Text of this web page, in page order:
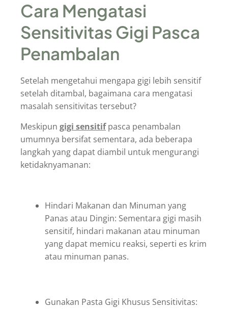
Cara Mengatasi
Sensitivitas Gigi Pasca
Penambalan
Setelah mengetahui mengapa gigi lebih sensitif
setelah ditambal, bagaimana cara mengatasi
masalah sensitivitas tersebut?
Meskipun gigi sensitifpasca penambalan
umumnya bersifat sementara, ada beberapa
langkah yang dapat diambil untuk mengurangi
ketidaknyamanan:
Hindari Makanan dan Minuman yang
Panas atau Dingin: Sementara gigi masih
sensitif, hindari makanan atau minuman
yang dapat memicu reaksi, seperti es krim
atau minuman panas.
Gunakan Pasta Gigi Khusus Sensitivitas: